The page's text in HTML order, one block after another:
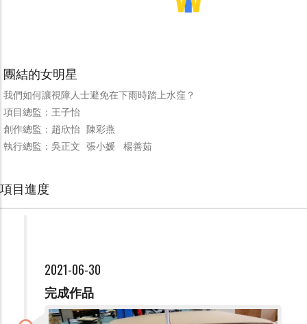
團結的女明星
我們如何讓視障人士避免在下雨時踏上水窪？
項目總監：王子怡
創作總監：趙欣怡 陳彩燕
執行總監：吳正文 張小媛 楊善茹
項目進度
2021-06-30
完成作品